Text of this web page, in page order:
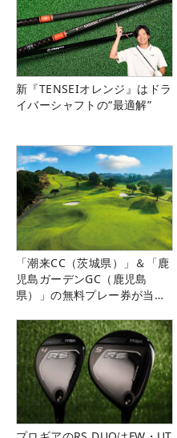
新『TENSEIオレンジ』はドラ
イバーシャフトの“最適解”
「潮来CC（茨城県）」＆「鹿
児島ガーデンGC（鹿児島
県）」の無料プレー券が当た